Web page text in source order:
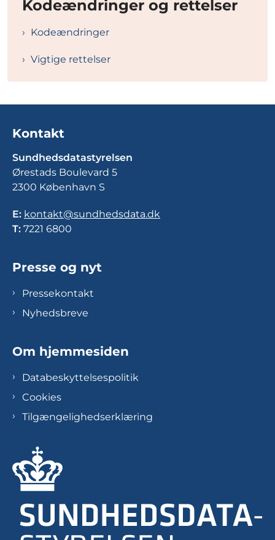
Kodeændringer og rettelser
Kodeændringer
Vigtige rettelser
Kontakt
Sundhedsdatastyrelsen
Ørestads Boulevard 5
2300 København S
E: kontakt@sundhedsdata.dk
T: 7221 6800
Presse og nyt
Pressekontakt
Nyhedsbreve
Om hjemmesiden
Databeskyttelsespolitik
Cookies
Tilgængelighedserklæring